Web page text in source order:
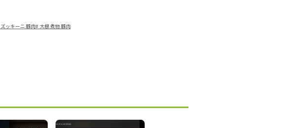
ズッキーニ 豚肉# 大根 煮物 豚肉